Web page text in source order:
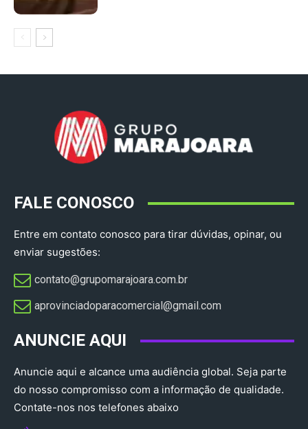
FALE CONOSCO
Entre em contato conosco para tirar dúvidas, opinar, ou
enviar sugestões:
contato@grupomarajoara.com.br
aprovinciadoparacomercial@gmail.com​
ANUNCIE AQUI
Anuncie aqui e alcance uma audiência global. Seja parte
do nosso compromisso com a informação de qualidade.
Contate-nos nos telefones abaixo